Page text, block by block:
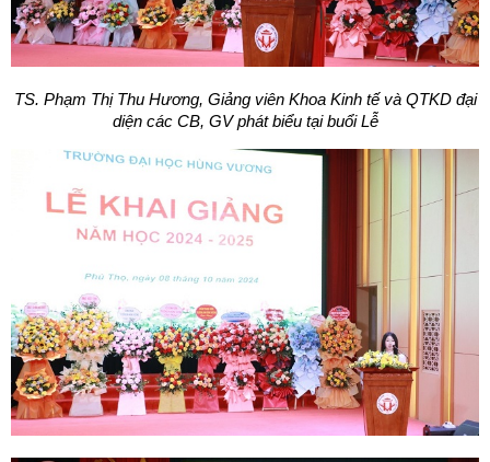
TS. Phạm Thị Thu Hương, Giảng viên Khoa Kinh tế và QTKD đại
diện các CB, GV phát biểu tại buổi Lễ